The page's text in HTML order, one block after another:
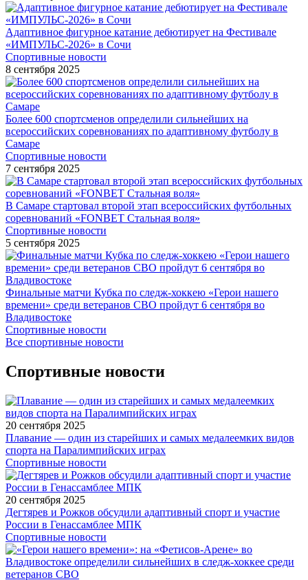
Адаптивное фигурное катание дебютирует на Фестивале
«ИМПУЛЬС-2026» в Сочи
Спортивные новости
8 сентября 2025
Более 600 спортсменов определили сильнейших на
всероссийских соревнованиях по адаптивному футболу в
Самаре
Спортивные новости
7 сентября 2025
В Самаре стартовал второй этап всероссийских футбольных
соревнований «FONBET Стальная воля»
Спортивные новости
5 сентября 2025
Финальные матчи Кубка по следж-хоккею «Герои нашего
времени» среди ветеранов СВО пройдут 6 сентября во
Владивостоке
Спортивные новости
Все спортивные новости
Спортивные новости
20 сентября 2025
Плавание — один из старейших и самых медалеемких видов
спорта на Паралимпийских играх
Спортивные новости
20 сентября 2025
Дегтярев и Рожков обсудили адаптивный спорт и участие
России в Генассамблее МПК
Спортивные новости